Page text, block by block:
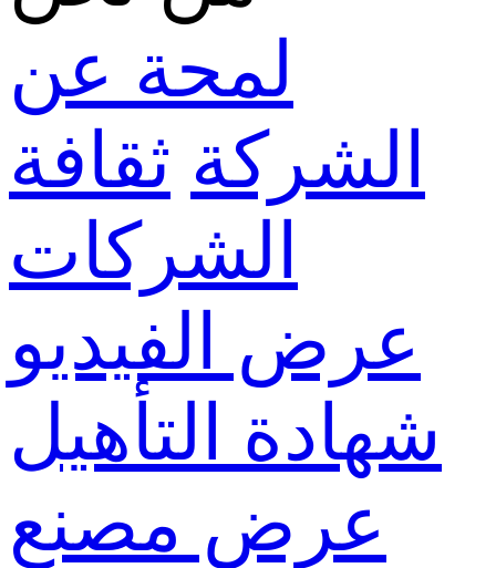
لمحة عن
الشركة ثقافة
الشركات
عرض الفيديو
شهادة التأهيل
عرض مصنع